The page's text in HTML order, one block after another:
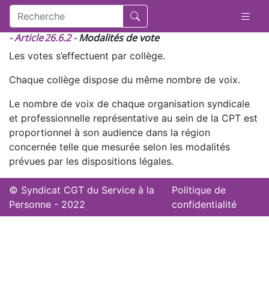
- Article 26.6.2 -Modalités de vote
Les votes s’effectuent par collège.
Chaque collège dispose du même nombre de voix.
Le nombre de voix de chaque organisation syndicale
et professionnelle représentative au sein de la CPT est
proportionnel à son audience dans la région
concernée telle que mesurée selon les modalités
prévues par les dispositions légales.
© Syndicat CGT du Service à la
Personne - 2022
Politique de
confidentialité